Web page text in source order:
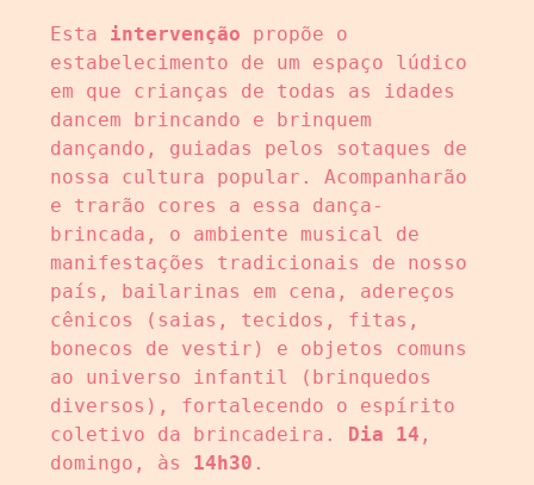
Esta intervenção propõe o
estabelecimento de um espaço lúdico
em que crianças de todas as idades
dancem brincando e brinquem
dançando, guiadas pelos sotaques de
nossa cultura popular. Acompanharão
e trarão cores a essa dança-
brincada, o ambiente musical de
manifestações tradicionais de nosso
país, bailarinas em cena, adereços
cênicos (saias, tecidos, fitas,
bonecos de vestir) e objetos comuns
ao universo infantil (brinquedos
diversos), fortalecendo o espírito
coletivo da brincadeira. Dia 14 ,
domingo, às 14h30 .